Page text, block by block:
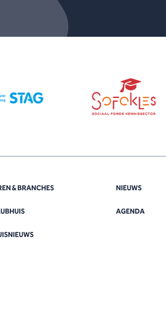
& BRANCHES NIEUWS
AGENDA